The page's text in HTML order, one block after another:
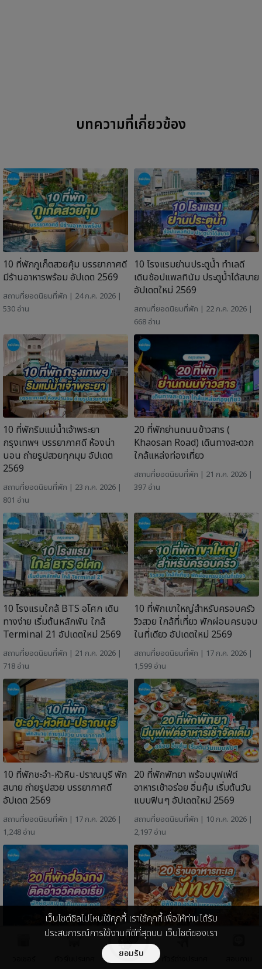
บทความที่เกี่ยวข้อง
10 ที่พักภูเก็ตสวยคุ้ม บรรยากาศดี
มีร้านอาหารพร้อม อัปเดต 2569
สถานที่ยอดนิยมที่พัก | 24 ก.ค. 2026 |
530 อ่าน
10 โรงแรมย่านประตูน้ำ ทำเลดี
เดินช้อปแพลทินัม ประตูน้ำได้สบาย
อัปเดตใหม่ 2569
สถานที่ยอดนิยมที่พัก | 22 ก.ค. 2026 |
668 อ่าน
10 ที่พักริมแม่น้ำเจ้าพระยา
กรุงเทพฯ บรรยากาศดี ห้องน่า
นอน ถ่ายรูปสวยทุกมุม อัปเดต
2569
สถานที่ยอดนิยมที่พัก | 23 ก.ค. 2026 |
801 อ่าน
20 ที่พักย่านถนนข้าวสาร (
Khaosan Road) เดินทางสะดวก
ใกล้แหล่งท่องเที่ยว
สถานที่ยอดนิยมที่พัก | 21 ก.ค. 2026 |
397 อ่าน
10 โรงแรมใกล้ BTS อโศก เดิน
ทางง่าย เริ่มต้นหลักพัน ใกล้
Terminal 21 อัปเดตใหม่ 2569
สถานที่ยอดนิยมที่พัก | 21 ก.ค. 2026 |
718 อ่าน
10 ที่พักเขาใหญ่สำหรับครอบครัว
วิวสวย ใกล้ที่เที่ยว พักผ่อนครบจบ
ในที่เดียว อัปเดตใหม่ 2569
สถานที่ยอดนิยมที่พัก | 17 ก.ค. 2026 |
1,599 อ่าน
10 ที่พักชะอำ-หัวหิน-ปราณบุรี พัก
สบาย ถ่ายรูปสวย บรรยากาศดี
อัปเดต 2569
สถานที่ยอดนิยมที่พัก | 17 ก.ค. 2026 |
1,248 อ่าน
20 ที่พักพัทยา พร้อมบุฟเฟ่ต์
อาหารเช้าอร่อย อิ่มคุ้ม เริ่มต้นวัน
แบบฟินๆ อัปเดตใหม่ 2569
สถานที่ยอดนิยมที่พัก | 10 ก.ค. 2026 |
2,197 อ่าน
20 ที่พักฮ่องกง วิวสวยติดอ่าว
วิคตอเรีย พักผ่อนสบาย เดินทาง
20 ร้านอาหารทะเลพัทยา ซีฟู้ดสด
อร่อย บรรยากาศดี อัปเดต 2569
เว็บไซต์ชิลไปไหนใช้คุกกี้ เราใช้คุกกี้เพื่อให้ท่านได้รับ
ประสบการณ์การใช้งานที่ดีที่สุดบน เว็บไซต์ของเรา
ยอมรับ